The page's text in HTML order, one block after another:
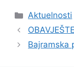
Kategorije
Aktuelnosti
Bajramska